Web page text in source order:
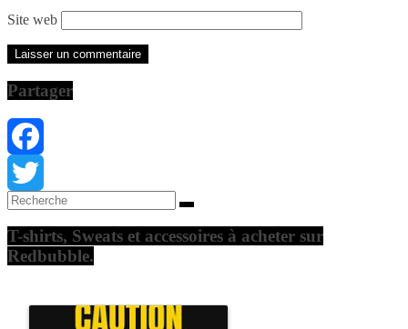
Site web
Partager
Facebook
Twitter
T-shirts, Sweats et accessoires à acheter sur
Redbubble.